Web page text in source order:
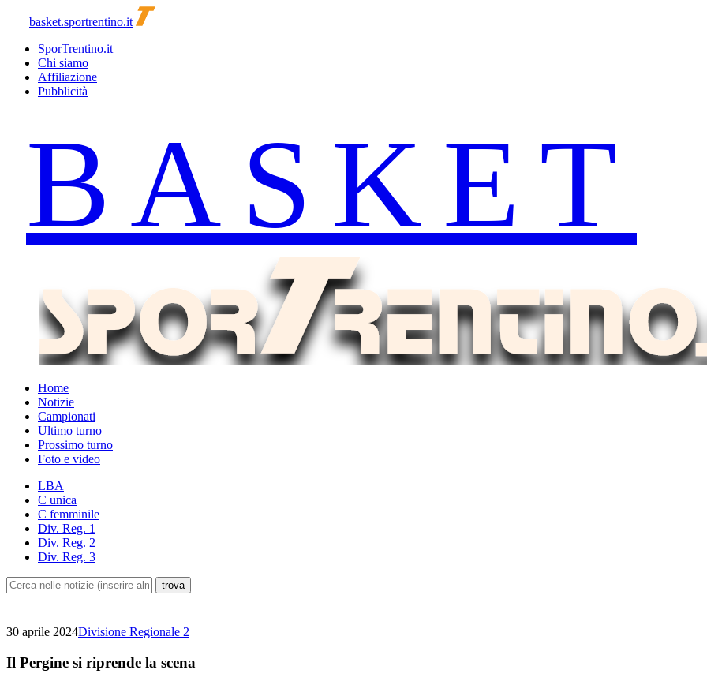
basket.sportrentino.it
SporTrentino.it
Chi siamo
Affiliazione
Pubblicità
Home
Notizie
Campionati
Ultimo turno
Prossimo turno
Foto e video
LBA
C unica
C femminile
Div. Reg. 1
Div. Reg. 2
Div. Reg. 3
30 aprile 2024Divisione Regionale 2
Il Pergine si riprende la scena